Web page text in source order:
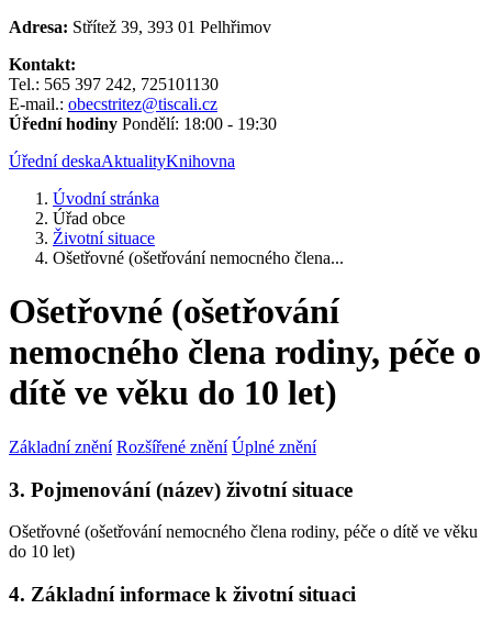
Adresa: Střítež 39, 393 01 Pelhřimov
Kontakt:
Tel.: 565 397 242, 725101130
E-mail.: obecstritez@tiscali.cz
Úřední hodiny Pondělí: 18:00 - 19:30
Úřední deskaAktualityKnihovna
Úvodní stránka
Úřad obce
Životní situace
Ošetřovné (ošetřování nemocného člena...
Ošetřovné (ošetřování
nemocného člena rodiny, péče o
dítě ve věku do 10 let)
Základní znění Rozšířené znění Úplné znění
3. Pojmenování (název) životní situace
Ošetřovné (ošetřování nemocného člena rodiny, péče o dítě ve věku
do 10 let)
4. Základní informace k životní situaci